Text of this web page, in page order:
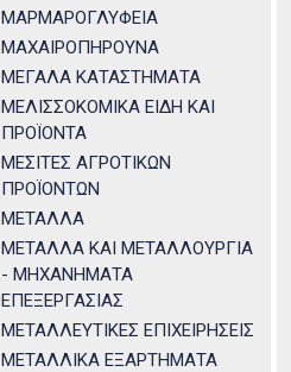
ΜΑΡΜΑΡΟΓΛΥΦΕΙΑ
ΜΑΧΑΙΡΟΠΗΡΟΥΝΑ
ΜΕΓΑΛΑ ΚΑΤΑΣΤΗΜΑΤΑ
ΜΕΛΙΣΣΟΚΟΜΙΚΑ ΕΙΔΗ ΚΑΙ
ΠΡΟΪΟΝΤΑ
ΜΕΣΙΤΕΣ ΑΓΡΟΤΙΚΩΝ
ΠΡΟΪΟΝΤΩΝ
ΜΕΤΑΛΛΑ
ΜΕΤΑΛΛΑ ΚΑΙ ΜΕΤΑΛΛΟΥΡΓΙΑ
- ΜΗΧΑΝΗΜΑΤΑ
ΕΠΕΞΕΡΓΑΣΙΑΣ
ΜΕΤΑΛΛΕΥΤΙΚΕΣ ΕΠΙΧΕΙΡΗΣΕΙΣ
ΜΕΤΑΛΛΙΚΑ ΕΞΑΡΤΗΜΑΤΑ